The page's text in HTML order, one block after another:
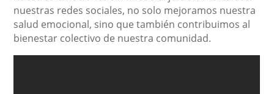
nuestras redes sociales, no solo mejoramos nuestra
salud emocional, sino que también contribuimos al
bienestar colectivo de nuestra comunidad.